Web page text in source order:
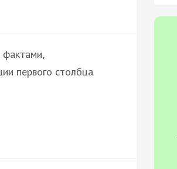
фактами,
первого столбца